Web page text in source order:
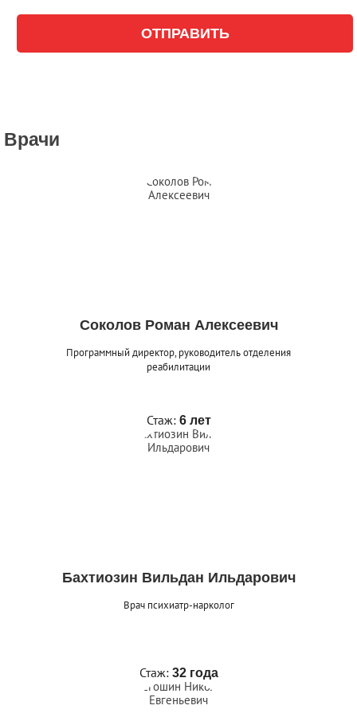
Врачи
Соколов Роман Алексеевич
Программный директор, руководитель отделения
реабилитации
Стаж: 6 лет
Бахтиозин Вильдан Ильдарович
Врач психиатр-нарколог
Стаж: 32 года